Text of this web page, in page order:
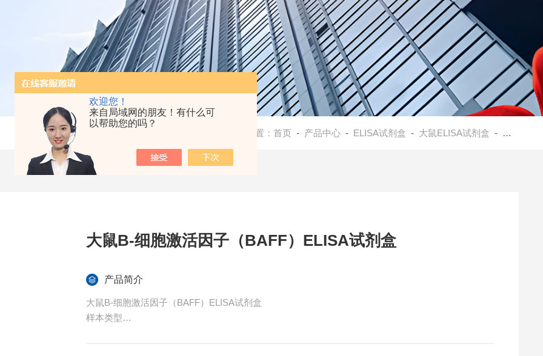
欢迎您！
来自局域网的朋友！有什么可
以帮助您的吗？
当前位置：首页 - 产品中心 - ELISA试剂盒 - 大鼠ELISA试剂盒 - 大鼠B-细胞激活因子（BAFF）ELISA试剂盒
大鼠B-细胞激活因子（BAFF）ELISA试剂盒
产品简介
大鼠B-细胞激活因子（BAFF）ELISA试剂盒
样本类型